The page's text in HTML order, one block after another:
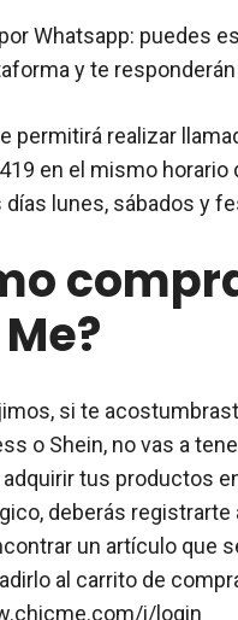
Whatsapp: puedes
y te
permitirá realizar
en el mismo horario
lunes, sábados y
si te
o Shein, no vas a
adquirir tus productos
deberás registrarte
un artículo que
al carrito de
i/login